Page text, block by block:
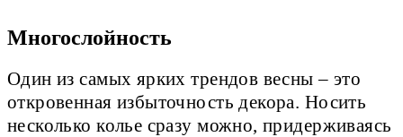
Многослойность
Один из самых ярких трендов весны – это
откровенная избыточность декора. Носить
несколько колье сразу можно, придерживаясь